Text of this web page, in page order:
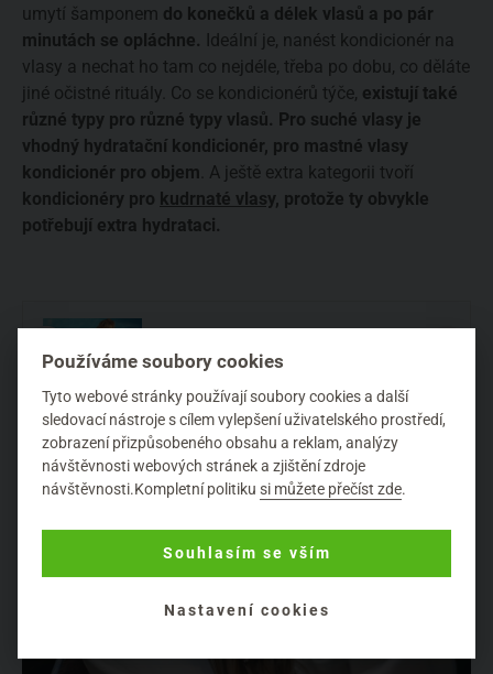
umytí šamponem do konečků a délek vlasů a po pár
minutách se opláchne. Ideální je, nanést kondicionér na
vlasy a nechat ho tam co nejdéle, třeba po dobu, co děláte
jiné očistné rituály. Co se kondicionérů týče, existují také
různé typy pro různé typy vlasů. Pro suché vlasy je
vhodný hydratační kondicionér, pro mastné vlasy
kondicionér pro objem . A ještě extra kategorii tvoří
kondicionéry pro kudrnaté vlasy, protože ty obvykle
potřebují extra hydrataci.
Používáme soubory cookies
Tyto webové stránky používají soubory cookies a další
sledovací nástroje s cílem vylepšení uživatelského prostředí,
zobrazení přizpůsobeného obsahu a reklam, analýzy
návštěvnosti webových stránek a zjištění zdroje
návštěvnosti.Kompletní politikusi můžete přečíst zde.
Souhlasím se vším
Nastavení cookies